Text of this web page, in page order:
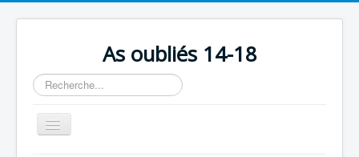
As oubliés 14-18
Rechercher
Basculer
la